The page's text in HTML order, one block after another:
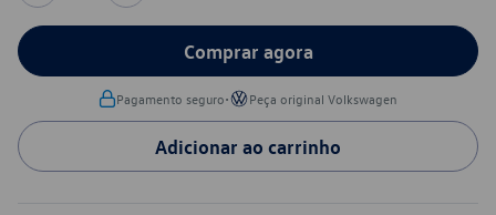
Comprar agora
Pagamento seguro• Peça original Volkswagen
Adicionar ao carrinho